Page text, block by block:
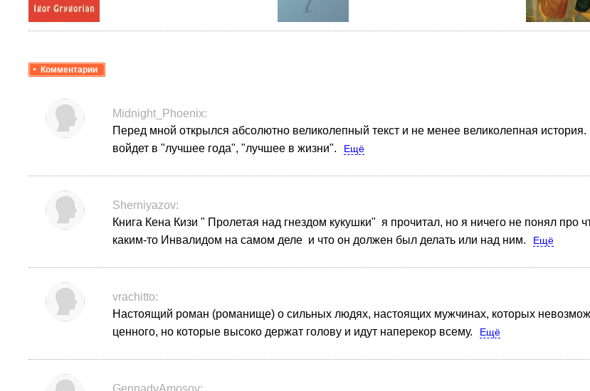
Комментарии
Midnight_Phoenix:
Перед мной открылся абсолютно великолепный текст и не менее великолепная
войдет в "лучшее года", "лучшее в жизни".
Ещё
Sherniyazov:
Книга Кена Кизи " Пролетая над гнездом кукушки" я прочитал, но я ничего не понял про
каким-то Инвалидом на самом деле и что он должен был делать или над ним.
Ещё
vrachitto:
Настоящий роман (романище) о сильных людях, настоящих мужчинах, которых
ценного, но которые высоко держат голову и идут наперекор всему.
Ещё
GennadyAmosov: